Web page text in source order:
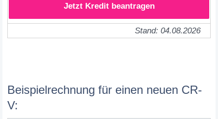
Jetzt Kredit beantragen
Stand: 04.08.2026
Beispielrechnung für einen neuen CR-
V: